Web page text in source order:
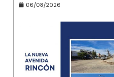
06/08/2026